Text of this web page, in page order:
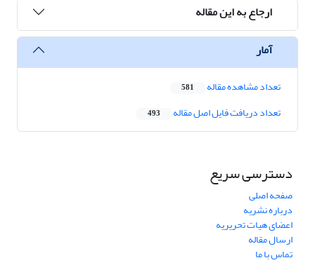
ارجاع به این مقاله
آمار
تعداد مشاهده مقاله 581
تعداد دریافت فایل اصل مقاله 493
دسترسی سریع
صفحه اصلی
درباره نشریه
اعضای هیات تحریریه
ارسال مقاله
تماس با ما